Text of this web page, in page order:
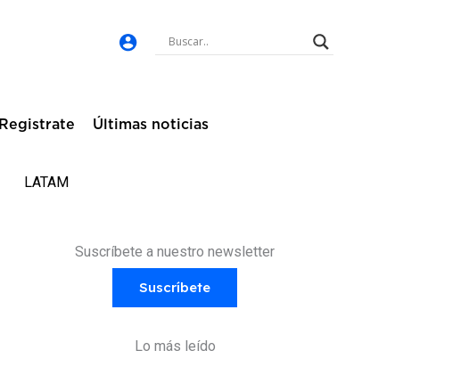
Registrate Últimas noticias
LATAM
Suscríbete a nuestro newsletter
Suscríbete
Lo más leído